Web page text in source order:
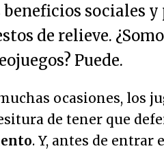
beneficios sociales
de relieve.
Puede.
ocasiones, los
de tener que
. Y, antes de entrar